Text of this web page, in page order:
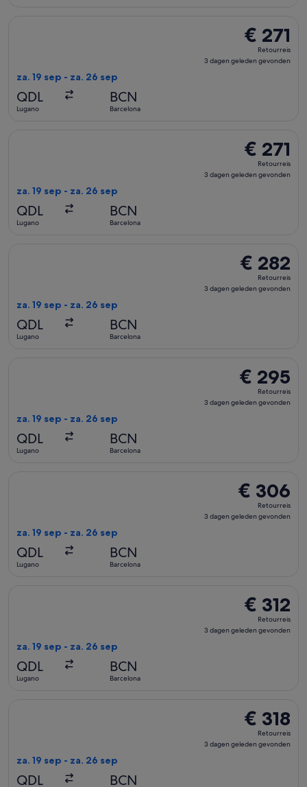
€ 271
Retourreis,
3
€ 271
Retourreis
3 dagen geleden gevonden
za. 19 sep - za. 26 sep
QDL
Lugano
BCN
Barcelona
€ 271
Retourreis,
3
€ 271
Retourreis
3 dagen geleden gevonden
za. 19 sep - za. 26 sep
QDL
Lugano
BCN
Barcelona
€ 282
Retourreis,
3
€ 282
Retourreis
3 dagen geleden gevonden
za. 19 sep - za. 26 sep
QDL
Lugano
BCN
Barcelona
€ 295
Retourreis,
3
€ 295
Retourreis
3 dagen geleden gevonden
za. 19 sep - za. 26 sep
QDL
Lugano
BCN
Barcelona
€ 306
Retourreis,
3
€ 306
Retourreis
3 dagen geleden gevonden
za. 19 sep - za. 26 sep
QDL
Lugano
BCN
Barcelona
€ 312
Retourreis,
3
€ 312
Retourreis
3 dagen geleden gevonden
za. 19 sep - za. 26 sep
QDL
Lugano
BCN
Barcelona
€ 318
Retourreis,
3
€ 318
Retourreis
3 dagen geleden gevonden
za. 19 sep - za. 26 sep
QDL BCN